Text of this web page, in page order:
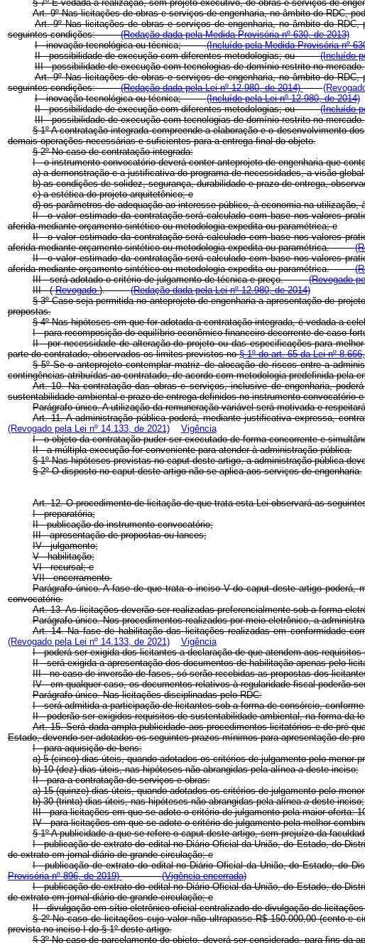
§ 7º É vedada a realização, sem projeto executivo, de obras e serviços de
Art. 9º Nas licitações de obras e serviços de engenharia, no âmbito do RDC,
Art. 9º Nas licitações de obras e serviços de engenharia, no âmbito do
seguintes condições:(Redação dada pela Medida Provisória nº 630, de 2013)
I - inovação tecnológica ou técnica;
(Incluído pela Medida Provisória nº
II - possibilidade de execução com diferentes metodologias; ou(Incluído
III - possibilidade de execução com tecnologias de domínio restrito no
Art. 9º Nas licitações de obras e serviços de engenharia, no âmbito do
seguintes condições:(Redação dada pela Lei nº 12.980, de 2014)
I - inovação tecnológica ou técnica;
(Incluído pela Lei nº 12.980, de 2014)
II - possibilidade de execução com diferentes metodologias; ou
(Incluído
III - possibilidade de execução com tecnologias de domínio restrito no
§ 1º A contratação integrada compreende a elaboração e o desenvolvimento
demais operações necessárias e suficientes para a entrega final do objeto.
§ 2º No caso de contratação integrada:
I - o instrumento convocatório deverá conter anteprojeto de engenharia que
a) a demonstração e a justificativa do programa de necessidades, a visão
b) as condições de solidez, segurança, durabilidade e prazo de entrega,
c) a estética do projeto arquitetônico; e
d) os parâmetros de adequação ao interesse público, à economia na
II - o valor estimado da contratação será calculado com base nos valores
aferida mediante orçamento sintético ou metodologia expedita ou paramétrica; e
II - o valor estimado da contratação será calculado com base nos valores
aferida mediante orçamento sintético ou metodologia expedita ou paramétrica.
II - o valor estimado da contratação será calculado com base nos valores
aferida mediante orçamento sintético ou metodologia expedita ou paramétrica.
III - será adotado o critério de julgamento de técnica e preço.(Revogado
III - (Revogado).(Redação dada pela Lei nº 12.980, de 2014)
§ 3º Caso seja permitida no anteprojeto de engenharia a apresentação de
propostas.
§ 4º Nas hipóteses em que for adotada a contratação integrada, é vedada a
I - para recomposição do equilíbrio econômico-financeiro decorrente de caso
II - por necessidade de alteração do projeto ou das especificações para
parte do contratado, observados os limites previstos no§ 1º do art. 65 da Lei nº
§ 5º Se o anteprojeto contemplar matriz de alocação de riscos entre a
contingências atribuídas ao contratado, de acordo com metodologia predefinida
Art. 10. Na contratação das obras e serviços, inclusive de engenharia,
sustentabilidade ambiental e prazo de entrega definidos no instrumento
Parágrafo único. A utilização da remuneração variável será motivada e
Art. 11. A administração pública poderá, mediante justificativa expressa,
(Revogado pela Lei nº 14.133, de 2021)
Vigência
I - o objeto da contratação puder ser executado de forma concorrente e
II - a múltipla execução for conveniente para atender à administração pública.
§ 1º Nas hipóteses previstas nocaputdeste artigo, a administração pública
§ 2º O disposto nocaputdeste artigo não se aplica aos serviços de engenharia.
Art. 12. O procedimento de licitação de que trata esta Lei observará as
I - preparatória;
II - publicação do instrumento convocatório;
III - apresentação de propostas ou lances;
IV - julgamento;
V - habilitação;
VI - recursal; e
VII - encerramento.
Parágrafo único. A fase de que trata o inciso V docaputdeste artigo poderá,
convocatório.
Art. 13. As licitações deverão ser realizadas preferencialmente sob a forma
Parágrafo único. Nos procedimentos realizados por meio eletrônico, a
Art. 14. Na fase de habilitação das licitações realizadas em conformidade
(Revogado pela Lei nº 14.133, de 2021)
Vigência
I - poderá ser exigida dos licitantes a declaração de que atendem aos requisitos
II - será exigida a apresentação dos documentos de habilitação apenas pelo
III - no caso de inversão de fases, só serão recebidas as propostas dos
IV - em qualquer caso, os documentos relativos à regularidade fiscal poderão
Parágrafo único. Nas licitações disciplinadas pelo RDC:
I - será admitida a participação de licitantes sob a forma de consórcio,
II - poderão ser exigidos requisitos de sustentabilidade ambiental, na forma da
Art. 15. Será dada ampla publicidade aos procedimentos licitatórios e de pré-
Estado, devendo ser adotados os seguintes prazos mínimos para apresentação
I - para aquisição de bens:
a) 5 (cinco) dias úteis, quando adotados os critérios de julgamento pelo menor
b) 10 (dez) dias úteis, nas hipóteses não abrangidas pela alíneaadeste inciso;
II - para a contratação de serviços e obras:
a) 15 (quinze) dias úteis, quando adotados os critérios de julgamento pelo
b) 30 (trinta) dias úteis, nas hipóteses não abrangidas pela alíneaadeste inciso;
III - para licitações em que se adote o critério de julgamento pela maior oferta:
IV - para licitações em que se adote o critério de julgamento pela melhor
§ 1º A publicidade a que se refere ocaputdeste artigo, sem prejuízo da
I - publicação de extrato do edital no Diário Oficial da União, do Estado, do
de extrato em jornal diário de grande circulação; e
I - publicação de extrato do edital no Diário Oficial da União, do Estado,
Provisória nº 896, de 2019)
(Vigência encerrada)
I - publicação de extrato do edital no Diário Oficial da União, do Estado, do
de extrato em jornal diário de grande circulação; e
II - divulgação em sítio eletrônico oficial centralizado de divulgação de
§ 2º No caso de licitações cujo valor não ultrapasse R$ 150.000,00 (cento e
prevista no inciso I do § 1º deste artigo.
§ 3º No caso de parcelamento do objeto, deverá ser considerado, para fins da